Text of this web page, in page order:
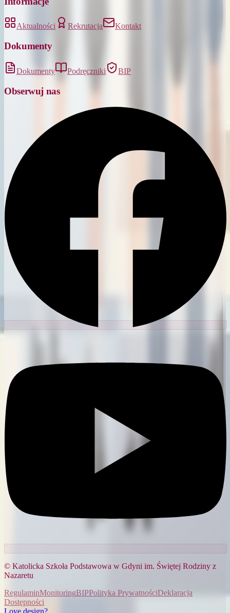
Aktualności Rekrutacja Kontakt
Dokumenty
Dokumenty Podręczniki BIP
Obserwuj nas
© Katolicka Szkoła Podstawowa w Gdyni im. Świętej Rodziny z
Nazaretu
RegulaminMonitoringBIPPolityka PrywatnościDeklaracja
Dostępności